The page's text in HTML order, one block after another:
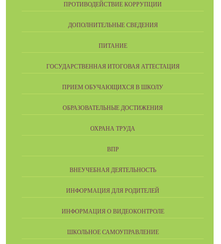
ПРОТИВОДЕЙСТВИЕ КОРРУПЦИИ
ДОПОЛНИТЕЛЬНЫЕ СВЕДЕНИЯ
ПИТАНИЕ
ГОСУДАРСТВЕННАЯ ИТОГОВАЯ АТТЕСТАЦИЯ
ПРИЕМ ОБУЧАЮЩИХСЯ В ШКОЛУ
ОБРАЗОВАТЕЛЬНЫЕ ДОСТИЖЕНИЯ
ОХРАНА ТРУДА
ВПР
ВНЕУЧЕБНАЯ ДЕЯТЕЛЬНОСТЬ
ИНФОРМАЦИЯ ДЛЯ РОДИТЕЛЕЙ
ИНФОРМАЦИЯ О ВИДЕОКОНТРОЛЕ
ШКОЛЬНОЕ САМОУПРАВЛЕНИЕ